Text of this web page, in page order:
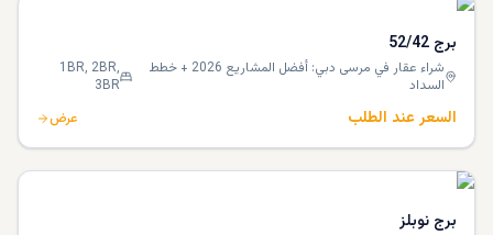
برج 52/42
شراء عقار في مرسى دبي: أفضل المشاريع 2026 + خطط
السداد
1BR, 2BR,
3BR
السعر عند الطلب عرض
برج نوبلز